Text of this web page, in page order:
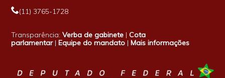
(11) 3765-1728
Transparência:Verba de gabinete |Cota
parlamentar|Equipe do mandato |Mais informações